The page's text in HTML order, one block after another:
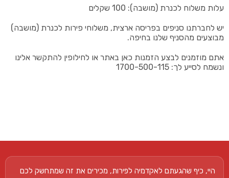
עלות משלוח לכנרת (מושבה): 100 שקלים
יש לחברתנו סניפים בפריסה ארצית, משלוחי פירות לכנרת (מושבה)
מבוצעים מהסניף שלנו בחיפה.
אתם מוזמנים לבצע הזמנות כאן באתר או לחילופין להתקשר אלינו
ונשמח לסייע לך: 1700-500-115
היי, כיף שהגעתם לאקדמיה לפירות, מכירים את זה שמתחשק לכם